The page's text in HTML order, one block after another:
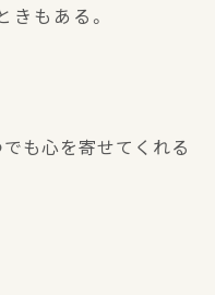
きもある。
でも心を寄せてくれる